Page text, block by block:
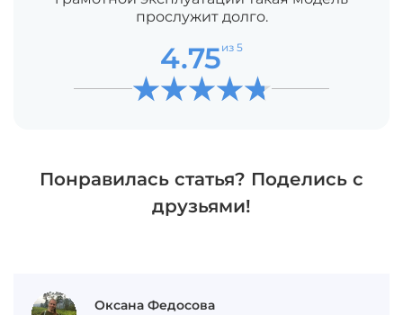
прослужит долго.
4.75из 5
Понравилась статья? Поделись с
друзьями!
Оксана Федосова